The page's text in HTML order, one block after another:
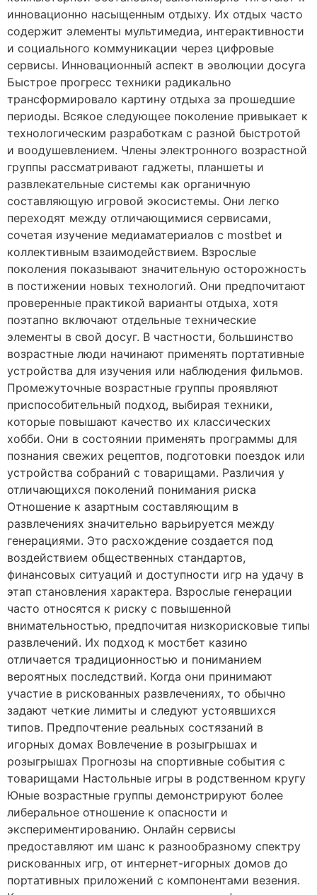
инновационно насыщенным отдыху. Их отдых часто
содержит элементы мультимедиа, интерактивности
и социального коммуникации через цифровые
сервисы. Инновационный аспект в эволюции досуга
Быстрое прогресс техники радикально
трансформировало картину отдыха за прошедшие
периоды. Всякое следующее поколение привыкает к
технологическим разработкам с разной быстротой
и воодушевлением. Члены электронного возрастной
группы рассматривают гаджеты, планшеты и
развлекательные системы как органичную
составляющую игровой экосистемы. Они легко
переходят между отличающимися сервисами,
сочетая изучение медиаматериалов с mostbet и
коллективным взаимодействием. Взрослые
поколения показывают значительную осторожность
в постижении новых технологий. Они предпочитают
проверенные практикой варианты отдыха, хотя
поэтапно включают отдельные технические
элементы в свой досуг. В частности, большинство
возрастные люди начинают применять портативные
устройства для изучения или наблюдения фильмов.
Промежуточные возрастные группы проявляют
приспособительный подход, выбирая техники,
которые повышают качество их классических
хобби. Они в состоянии применять программы для
познания свежих рецептов, подготовки поездок или
устройства собраний с товарищами. Различия у
отличающихся поколений понимания риска
Отношение к азартным составляющим в
развлечениях значительно варьируется между
генерациями. Это расхождение создается под
воздействием общественных стандартов,
финансовых ситуаций и доступности игр на удачу в
этап становления характера. Взрослые генерации
часто относятся к риску с повышенной
внимательностью, предпочитая низкорисковые типы
развлечений. Их подход к мостбет казино
отличается традиционностью и пониманием
вероятных последствий. Когда они принимают
участие в рискованных развлечениях, то обычно
задают четкие лимиты и следуют устоявшихся
типов. Предпочтение реальных состязаний в
игорных домах Вовлечение в розыгрышах и
розыгрышах Прогнозы на спортивные события с
товарищами Настольные игры в родственном кругу
Юные возрастные группы демонстрируют более
либеральное отношение к опасности и
экспериментированию. Онлайн сервисы
предоставляют им шанс к разнообразному спектру
рискованных игр, от интернет-игорных домов до
портативных приложений с компонентами везения.